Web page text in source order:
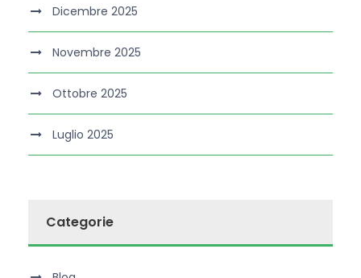
Dicembre 2025
Novembre 2025
Ottobre 2025
Luglio 2025
Categorie